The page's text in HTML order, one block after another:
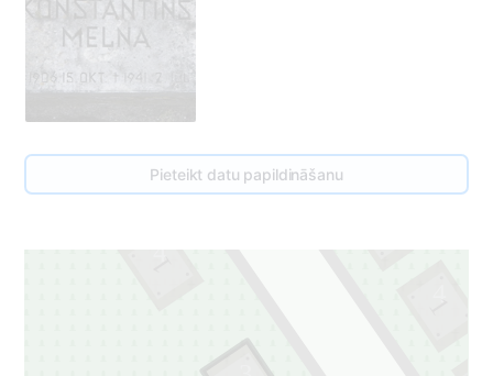
Pieteikt datu papildināšanu
4